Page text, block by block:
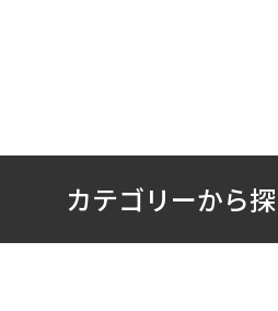
カテゴリーから